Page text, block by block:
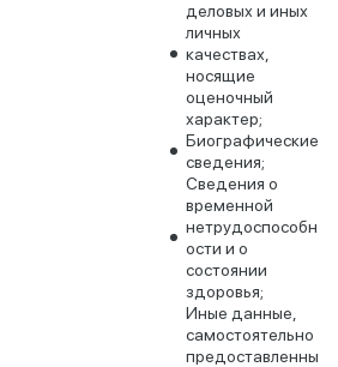
деловых и иных
личных
качествах,
носящие
оценочный
характер;
Биографические
сведения;
Сведения о
временной
нетрудоспособн
ости и о
состоянии
здоровья;
Иные данные,
самостоятельно
предоставленны